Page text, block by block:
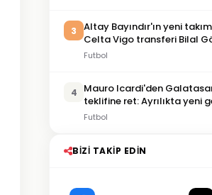
3
Altay Bayındır'ın yeni
Celta Vigo transferi Bilal
videosuyla duyuruldu
Futbol
4
Mauro Icardi'den
teklifine ret: Ayrılıkta yeni
Futbol
BIZI TAKIP EDIN